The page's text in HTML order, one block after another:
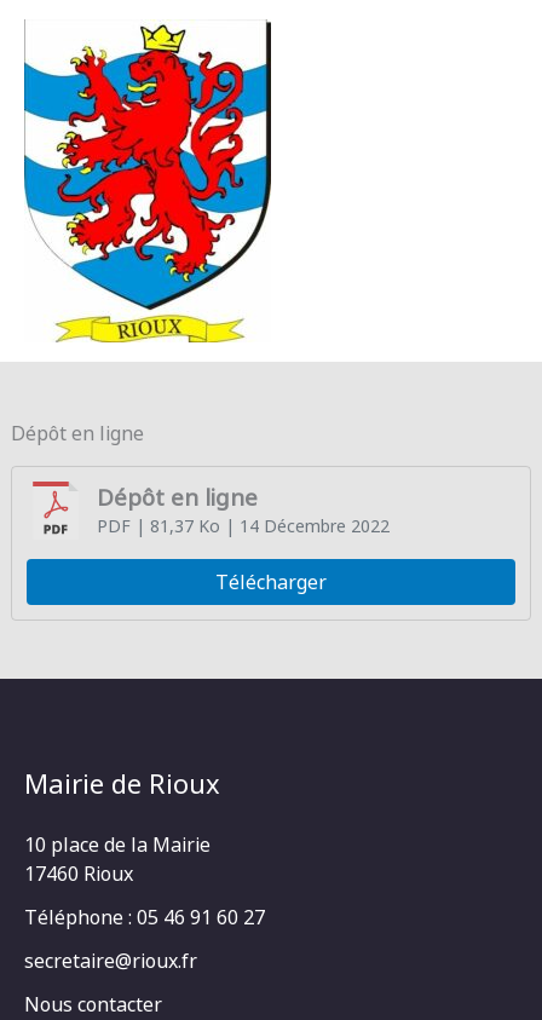
Dépôt en ligne
Dépôt en ligne
PDF| 81,37 Ko | 14 Décembre 2022
Télécharger
Mairie de Rioux
10 place de la Mairie
17460 Rioux
Téléphone : 05 46 91 60 27
secretaire@rioux.fr
Nous contacter